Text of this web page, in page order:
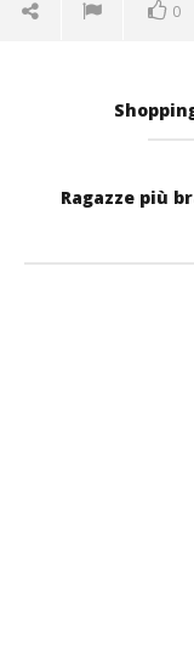
0
Ragazze più